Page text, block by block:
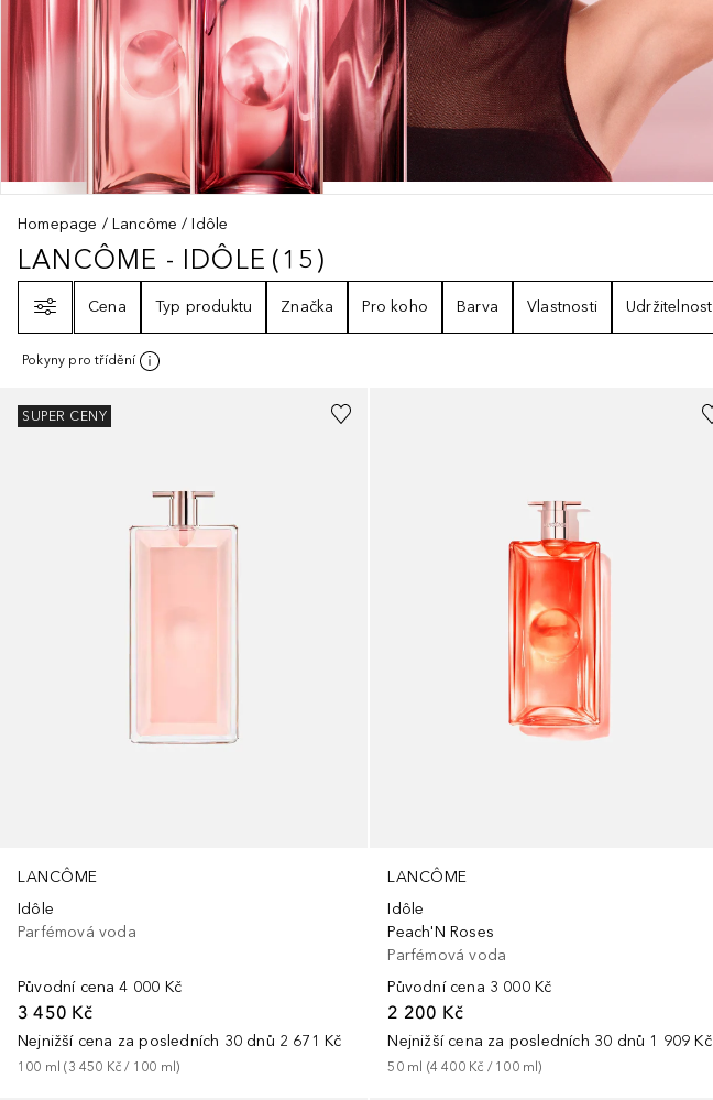
Homepage Lancôme Idôle
LANCÔME - IDÔLE15VÝSLEDKY
LANCÔME - IDÔLE (15 )
Cena
Typ produktu Značka Pro koho Barva Vlastnosti Udržitelnost
Pokyny pro třídění
LANCÔME
Idôle
Parfémová voda
Původní cena 4 000 Kč
3 450 Kč
Nejnižší cena za posledních 30 dnů 2 671 Kč
100 ml (3 450 Kč / 100 ml)
SUPER CENY
LANCÔME
Idôle
Peach'N Roses
Parfémová voda
Původní cena 3 000 Kč
2 200 Kč
Nejnižší cena za posledních 30 dnů 1 909 Kč
50 ml (4 400 Kč / 100 ml)
+ 9 +10